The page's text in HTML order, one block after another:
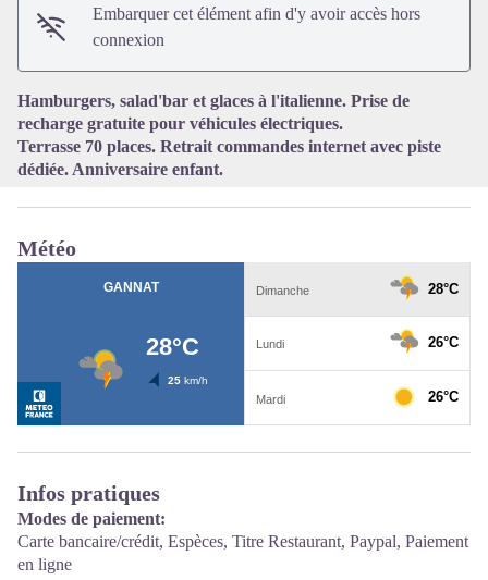
Voir l'image en plein écran
Embarquer cet élément afin d'y avoir accès hors
connexion
Hamburgers, salad'bar et glaces à l'italienne. Prise de
recharge gratuite pour véhicules électriques.
Terrasse 70 places. Retrait commandes internet avec piste
dédiée. Anniversaire enfant.
Météo
Infos pratiques
Modes de paiement:
Carte bancaire/crédit, Espèces, Titre Restaurant, Paypal, Paiement
en ligne